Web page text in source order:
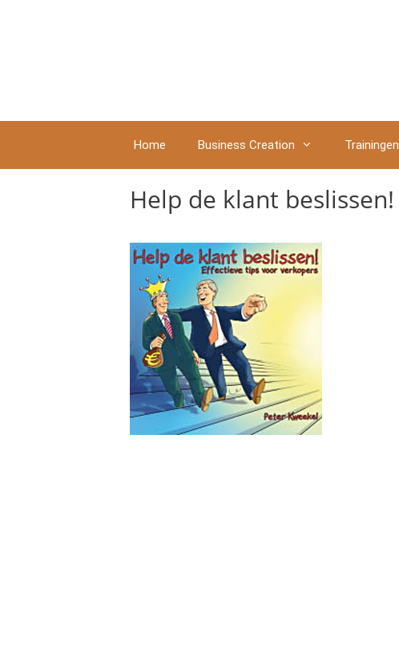
Home Business Creation Trainingen
Help de klant beslissen!